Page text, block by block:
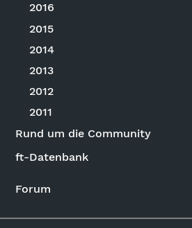
2016
2015
2014
2013
2012
2011
Rund um die Community
ft-Datenbank
Forum